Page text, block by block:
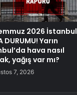
2026 İstanbul
DURUMU! Yarın
hava nasıl
yağış var mı?
7, 2026